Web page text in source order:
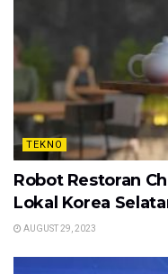
TEKNO
Robot Restoran
Lokal Korea
AUGUST 29, 2023